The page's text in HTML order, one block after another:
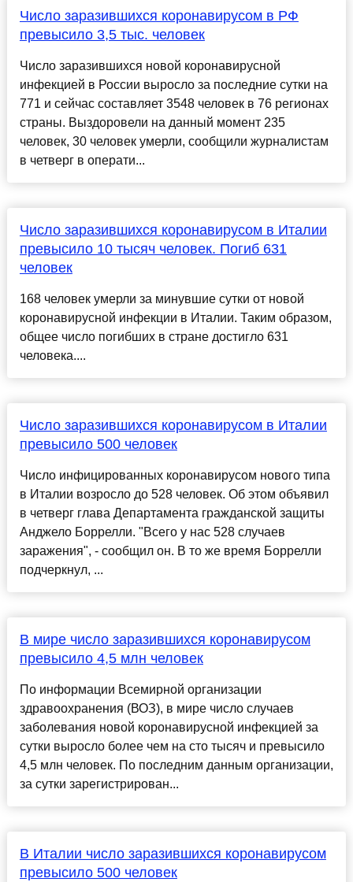
Число заразившихся коронавирусом в РФ
превысило 3,5 тыс. человек
Число заразившихся новой коронавирусной
инфекцией в России выросло за последние сутки на
771 и сейчас составляет 3548 человек в 76 регионах
страны. Выздоровели на данный момент 235
человек, 30 человек умерли, сообщили журналистам
в четверг в операти...
Число заразившихся коронавирусом в Италии
превысило 10 тысяч человек. Погиб 631
человек
168 человек умерли за минувшие сутки от новой
коронавирусной инфекции в Италии. Таким образом,
общее число погибших в стране достигло 631
человека....
Число заразившихся коронавирусом в Италии
превысило 500 человек
Число инфицированных коронавирусом нового типа
в Италии возросло до 528 человек. Об этом объявил
в четверг глава Департамента гражданской защиты
Анджело Боррелли. "Всего у нас 528 случаев
заражения", - сообщил он. В то же время Боррелли
подчеркнул, ...
В мире число заразившихся коронавирусом
превысило 4,5 млн человек
По информации Всемирной организации
здравоохранения (ВОЗ), в мире число случаев
заболевания новой коронавирусной инфекцией за
сутки выросло более чем на сто тысяч и превысило
4,5 млн человек. По последним данным организации,
за сутки зарегистрирован...
В Италии число заразившихся коронавирусом
превысило 500 человек